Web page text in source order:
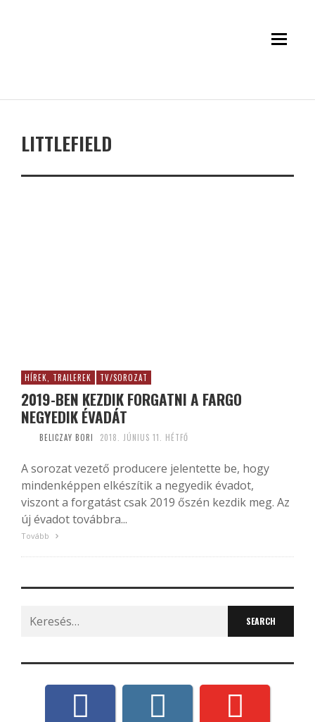
LITTLEFIELD
HÍREK, TRAILEREK TV/SOROZAT
2019-BEN KEZDIK FORGATNI A FARGO
NEGYEDIK ÉVADÁT
BELICZAY BORI 2018. JÚNIUS 11. HÉTFŐ
A sorozat vezető producere jelentette be, hogy
mindenképpen elkészítik a negyedik évadot,
viszont a forgatást csak 2019 őszén kezdik meg. Az
új évadot továbbra...
Tovább
Search
for: